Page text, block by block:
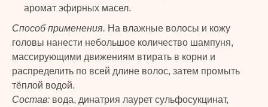
аромат эфирных масел.
Способ применения. На влажные волосы и кожу
головы нанести небольшое количество шампуня,
массирующими движениям втирать в корни и
распределить по всей длине волос, затем промыть
тёплой водой.
Состав: вода, динатрия лаурет сульфосукцинат,
Уход за лицом и телом
Личная гигиена
конфиденциальности
Каталог
Парфюмерия ДОКУМЕНТЫ